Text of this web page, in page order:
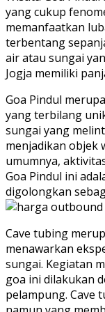
yang cukup
memanfaatkan
terbentang
air atau sungai
Jogja memiliki
Goa Pindul
yang terbilang
sungai yang
menjadikan objek
umumnya,
Goa Pindul ini
digolongkan
Cave tubing
menawarkan
sungai. Kegiatan
goa ini dilakukan
pelampung. Cave